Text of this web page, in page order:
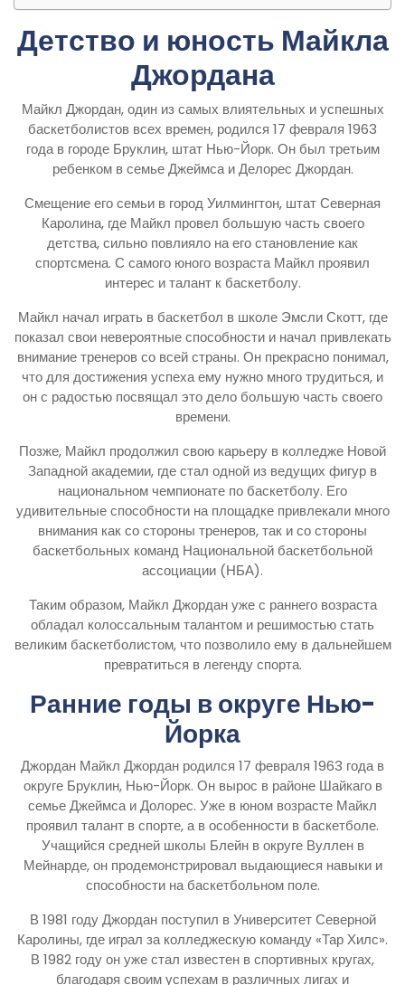
Детство и юность Майкла
Джордана
Майкл Джордан, один из самых влиятельных и успешных
баскетболистов всех времен, родился 17 февраля 1963
года в городе Бруклин, штат Нью-Йорк. Он был третьим
ребенком в семье Джеймса и Делорес Джордан.
Смещение его семьи в город Уилмингтон, штат Северная
Каролина, где Майкл провел большую часть своего
детства, сильно повлияло на его становление как
спортсмена. С самого юного возраста Майкл проявил
интерес и талант к баскетболу.
Майкл начал играть в баскетбол в школе Эмсли Скотт, где
показал свои невероятные способности и начал привлекать
внимание тренеров со всей страны. Он прекрасно понимал,
что для достижения успеха ему нужно много трудиться, и
он с радостью посвящал это дело большую часть своего
времени.
Позже, Майкл продолжил свою карьеру в колледже Новой
Западной академии, где стал одной из ведущих фигур в
национальном чемпионате по баскетболу. Его
удивительные способности на площадке привлекали много
внимания как со стороны тренеров, так и со стороны
баскетбольных команд Национальной баскетбольной
ассоциации (НБА).
Таким образом, Майкл Джордан уже с раннего возраста
обладал колоссальным талантом и решимостью стать
великим баскетболистом, что позволило ему в дальнейшем
превратиться в легенду спорта.
Ранние годы в округе Нью-
Йорка
Джордан Майкл Джордан родился 17 февраля 1963 года в
округе Бруклин, Нью-Йорк. Он вырос в районе Шайкаго в
семье Джеймса и Долорес. Уже в юном возрасте Майкл
проявил талант в спорте, а в особенности в баскетболе.
Учащийся средней школы Блейн в округе Вуллен в
Мейнарде, он продемонстрировал выдающиеся навыки и
способности на баскетбольном поле.
В 1981 году Джордан поступил в Университет Северной
Каролины, где играл за колледжескую команду «Тар Хилс».
В 1982 году он уже стал известен в спортивных кругах,
благодаря своим успехам в различных лигах и